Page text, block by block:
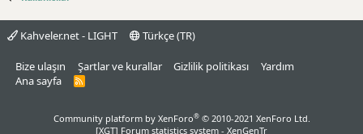
Kahveler.net - LIGHT Türkçe (TR)
Bize ulaşın Şartlar ve kurallar Gizlilik politikası
Yardım
Ana sayfa
R
Community platform by XenForo® © 2010-2021 XenForo Ltd.
[XGT] Forum statistics system - XenGenTr